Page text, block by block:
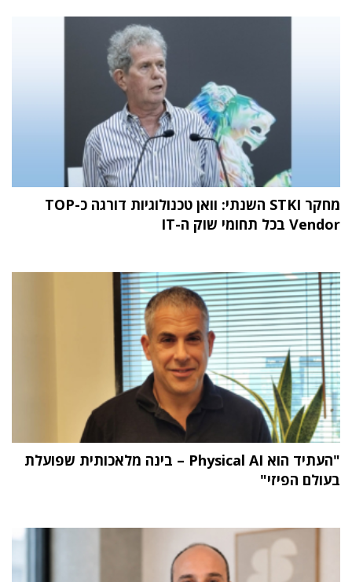
מחקר STKI השנתי: וואן טכנולוגיות דורגה כ-TOP
Vendor בכל תחומי שוק ה-IT
"העתיד הוא Physical AI – בינה מלאכותית שפועלת
בעולם הפיזי"